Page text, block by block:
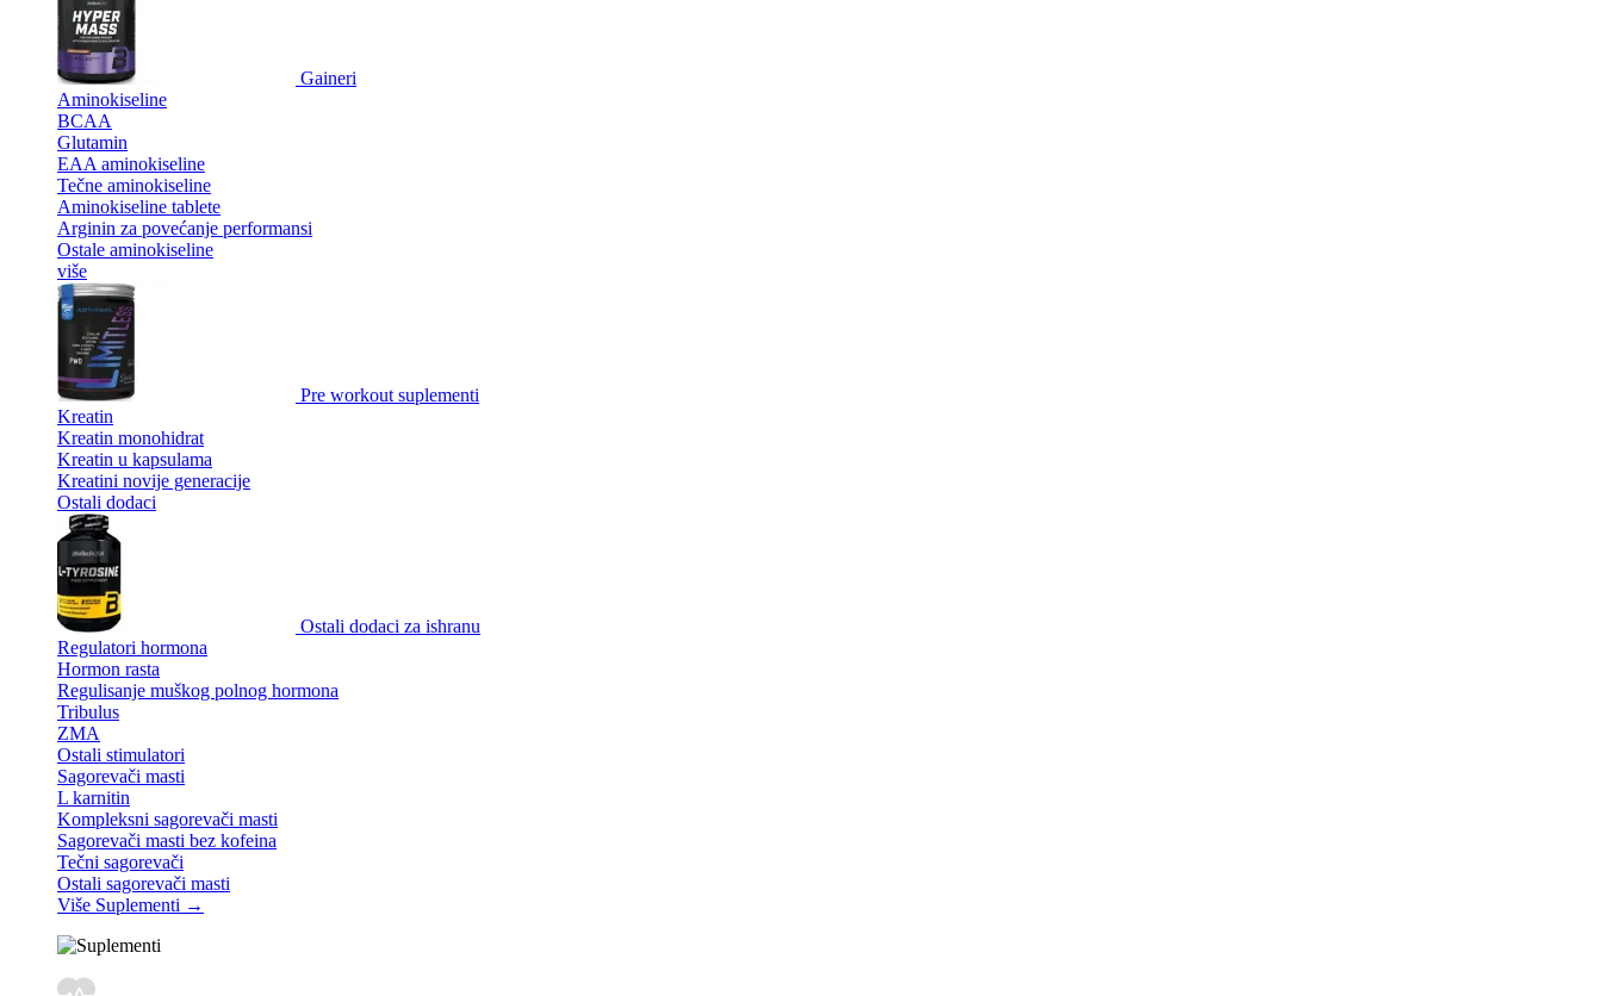
Gaineri
Aminokiseline
BCAA
Glutamin
EAA aminokiseline
Tečne aminokiseline
Aminokiseline tablete
Arginin za povećanje performansi
Ostale aminokiseline
više
Pre workout suplementi
Kreatin
Kreatin monohidrat
Kreatin u kapsulama
Kreatini novije generacije
Ostali dodaci
Ostali dodaci za ishranu
Regulatori hormona
Hormon rasta
Regulisanje muškog polnog hormona
Tribulus
ZMA
Ostali stimulatori
Sagorevači masti
L karnitin
Kompleksni sagorevači masti
Sagorevači masti bez kofeina
Tečni sagorevači
Ostali sagorevači masti
Više Suplementi →